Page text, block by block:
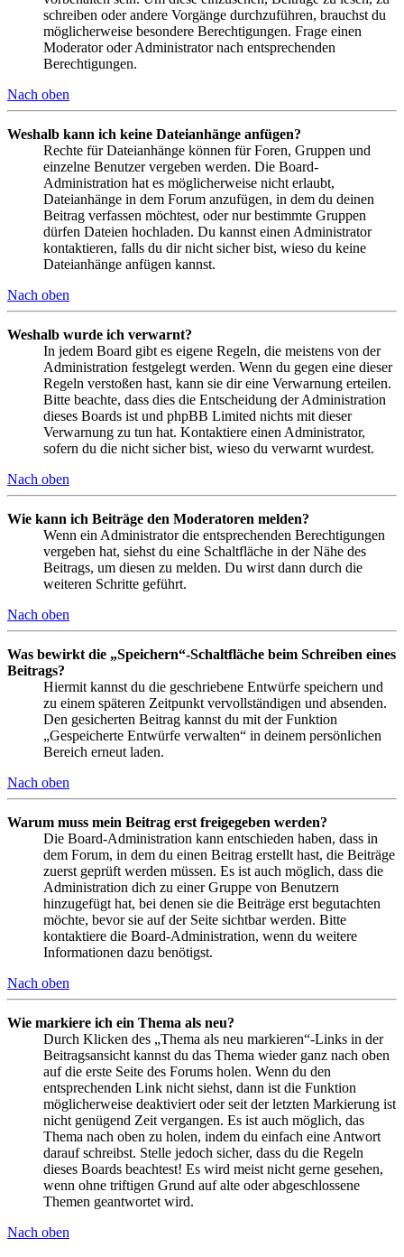
schreiben oder andere Vorgänge durchzuführen, brauchst du
möglicherweise besondere Berechtigungen. Frage einen
Moderator oder Administrator nach entsprechenden
Berechtigungen.
Nach oben
Weshalb kann ich keine Dateianhänge anfügen?
Rechte für Dateianhänge können für Foren, Gruppen und
einzelne Benutzer vergeben werden. Die Board-
Administration hat es möglicherweise nicht erlaubt,
Dateianhänge in dem Forum anzufügen, in dem du deinen
Beitrag verfassen möchtest, oder nur bestimmte Gruppen
dürfen Dateien hochladen. Du kannst einen Administrator
kontaktieren, falls du dir nicht sicher bist, wieso du keine
Dateianhänge anfügen kannst.
Nach oben
Weshalb wurde ich verwarnt?
In jedem Board gibt es eigene Regeln, die meistens von der
Administration festgelegt werden. Wenn du gegen eine dieser
Regeln verstoßen hast, kann sie dir eine Verwarnung erteilen.
Bitte beachte, dass dies die Entscheidung der Administration
dieses Boards ist und phpBB Limited nichts mit dieser
Verwarnung zu tun hat. Kontaktiere einen Administrator,
sofern du die nicht sicher bist, wieso du verwarnt wurdest.
Nach oben
Wie kann ich Beiträge den Moderatoren melden?
Wenn ein Administrator die entsprechenden Berechtigungen
vergeben hat, siehst du eine Schaltfläche in der Nähe des
Beitrags, um diesen zu melden. Du wirst dann durch die
weiteren Schritte geführt.
Nach oben
Was bewirkt die „Speichern“-Schaltfläche beim Schreiben eines
Beitrags?
Hiermit kannst du die geschriebene Entwürfe speichern und
zu einem späteren Zeitpunkt vervollständigen und absenden.
Den gesicherten Beitrag kannst du mit der Funktion
„Gespeicherte Entwürfe verwalten“ in deinem persönlichen
Bereich erneut laden.
Nach oben
Warum muss mein Beitrag erst freigegeben werden?
Die Board-Administration kann entschieden haben, dass in
dem Forum, in dem du einen Beitrag erstellt hast, die Beiträge
zuerst geprüft werden müssen. Es ist auch möglich, dass die
Administration dich zu einer Gruppe von Benutzern
hinzugefügt hat, bei denen sie die Beiträge erst begutachten
möchte, bevor sie auf der Seite sichtbar werden. Bitte
kontaktiere die Board-Administration, wenn du weitere
Informationen dazu benötigst.
Nach oben
Wie markiere ich ein Thema als neu?
Durch Klicken des „Thema als neu markieren“-Links in der
Beitragsansicht kannst du das Thema wieder ganz nach oben
auf die erste Seite des Forums holen. Wenn du den
entsprechenden Link nicht siehst, dann ist die Funktion
möglicherweise deaktiviert oder seit der letzten Markierung ist
nicht genügend Zeit vergangen. Es ist auch möglich, das
Thema nach oben zu holen, indem du einfach eine Antwort
darauf schreibst. Stelle jedoch sicher, dass du die Regeln
dieses Boards beachtest! Es wird meist nicht gerne gesehen,
wenn ohne triftigen Grund auf alte oder abgeschlossene
Themen geantwortet wird.
Nach oben